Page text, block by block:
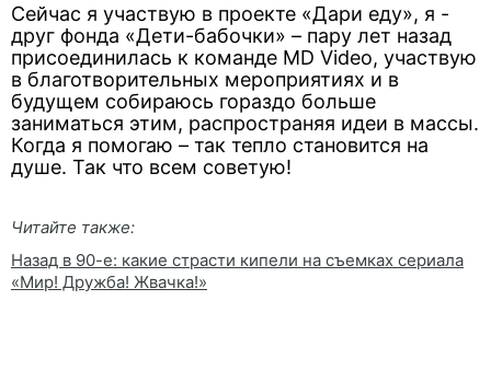
Сейчас я участвую в проекте «Дари еду», я -
друг фонда «Дети-бабочки» – пару лет назад
присоединилась к команде MD Video, участвую
в благотворительных мероприятиях и в
будущем собираюсь гораздо больше
заниматься этим, распространяя идеи в массы.
Когда я помогаю – так тепло становится на
душе. Так что всем советую!
Читайте также:
Назад в 90-е: какие страсти кипели на съемках сериала
«Мир! Дружба! Жвачка!»